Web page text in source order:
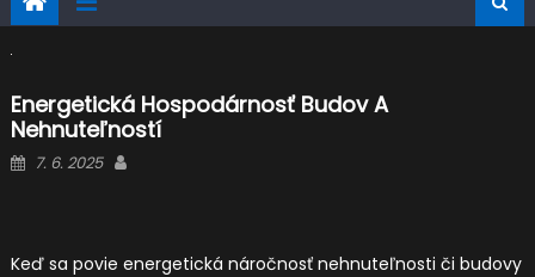
Energetická Hospodárnosť Budov A
Nehnuteľností
Posted
7. 6. 2025
Keď sa povie energetická náročnosť nehnuteľnosti či budovy